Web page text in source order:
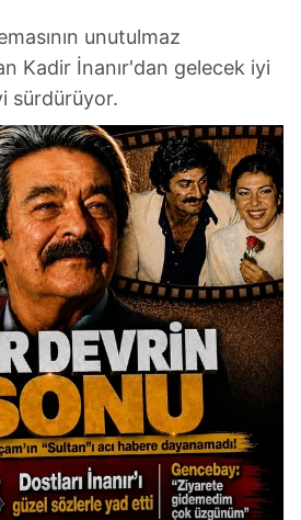
unutulmaz
Kadir İnanır'dan gelecek iyi
sürdürüyor.